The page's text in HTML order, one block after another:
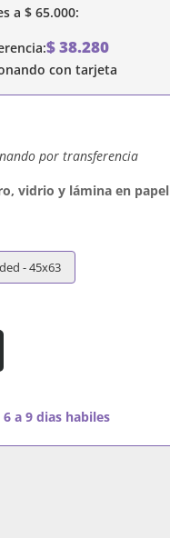
a $65.000:
$38.280
con tarjeta
por transferencia
vidrio y lámina en papel
- 45x63
a 9 dias habiles